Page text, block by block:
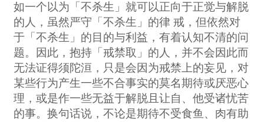
如一个以为「不杀生」就可以正向于正觉与解脱
的人，虽然严守「不杀生」的律 戒，但依然对
于「不杀生」的目的与利益，有着认知不清的问
题。因此，抱持「戒禁取」的人，并不会因此而
无法证得须陀洹，只是会因为戒禁上的妄见，对
某些行为产生一些不合事实的莫名期待或厌恶心
理，或是作一些无益于解脱且让自、他受诸忧苦
的事。换句话说，不论是期待不受食鱼、肉有助